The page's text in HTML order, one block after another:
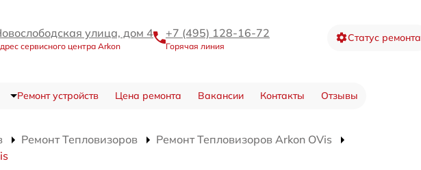
улица, дом 4
сервисного центра Arkon
+7 (495) 128-16-72
Горячая линия
Статус ремонта
Ремонт устройств Цена ремонта Вакансии Контакты Отзывы
Ремонт Тепловизоров
Ремонт Тепловизоров Arkon OVis